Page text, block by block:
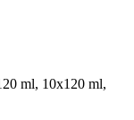
ml, 10x120 ml,